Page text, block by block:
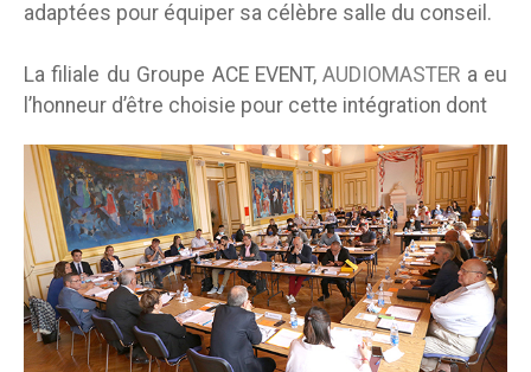
adaptées pour équiper sa célèbre salle du conseil.
La filiale du Groupe ACE EVENT,AUDIOMASTER a eu
l’honneur d’être choisie pour cette intégration dont